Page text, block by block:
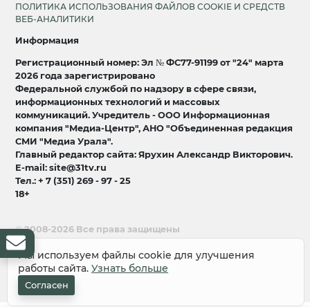
ПОЛИТИКА ИСПОЛЬЗОВАНИЯ ФАЙЛОВ COOKIE И СРЕДСТВ
ВЕБ-АНАЛИТИКИ
Информация
Регистрационный номер: Эл № ФС77-91199 от "24" марта
2026 года зарегистрировано
Федеральной службой по надзору в сфере связи,
информационных технологий и массовых
коммуникаций. Учредитель - ООО Информационная
компания "Медиа-Центр", АНО "Объединенная редакция
СМИ "Медиа Урала".
Главный редактор сайта: Ярухин Александр Викторович.
E-mail: site@31tv.ru
Тел.: + 7 (351) 269 - 97 - 25
18+
© 2008-2026 Все права защищены
разработка и продвижение:
Мы используем файлы cookie для улучшения
работы сайта. Узнать больше
Согласен